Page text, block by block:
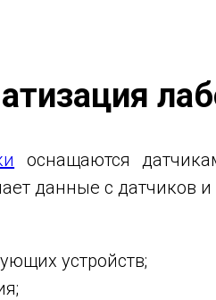
оснащаются
данные с датчиков
устройств;